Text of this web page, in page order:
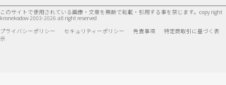
このサイトで使用されている画像・文章を無断で転載・引用する事を禁じます。 copy right
kronekodow 2003-2026 all right reserved
プライバシーポリシー
セキュリティーポリシー 免責事項
特定商取引に基づく表
示